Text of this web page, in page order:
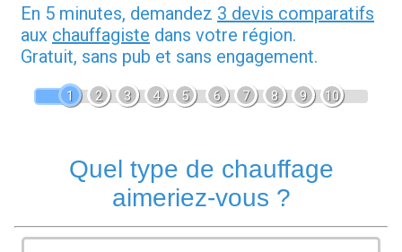
En 5 minutes, demandez 3 devis comparatifs
aux chauffagiste dans votre région.
Gratuit, sans pub et sans engagement.
1 2 3 4 5 6 7 8 9 10
Quel type de chauffage
aimeriez-vous ?